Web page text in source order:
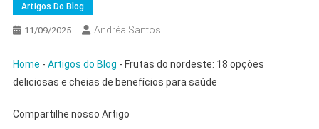
Artigos Do Blog
11/09/2025 Andréa Santos
Home - Artigos do Blog - Frutas do nordeste: 18 opções
deliciosas e cheias de benefícios para saúde
Compartilhe nosso Artigo